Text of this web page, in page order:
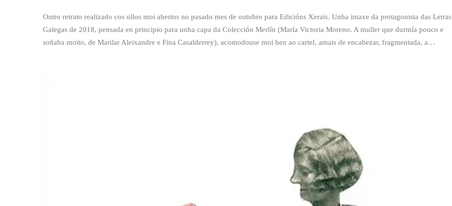
Outro retrato realizado cos ollos moi abertos no pasado mes de outubro para Edicións Xerais. Unha imaxe da protagonista das Letras
Galegas de 2018, pensada en principio para unha capa da Colección Merlín (María Victoria Moreno. A muller que durmía pouco e
soñaba moito, de Marilar Aleixandre e Fina Casalderrey), acomodouse moi ben ao cartel, amais de encabezar, fragmentada, a…